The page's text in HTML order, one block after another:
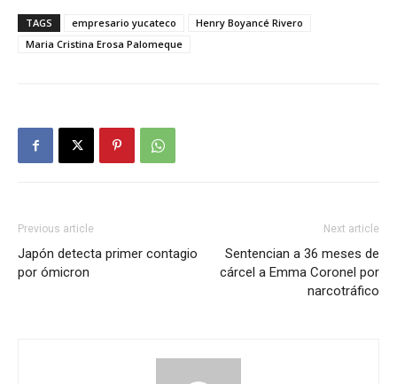
TAGS empresario yucateco
Henry Boyancé Rivero
Maria Cristina Erosa Palomeque
Previous article
Japón detecta primer contagio
por ómicron
Next article
Sentencian a 36 meses de
cárcel a Emma Coronel por
narcotráfico